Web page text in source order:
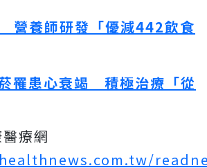
營養師研發「優減442飲食
罹患心衰竭 積極治療「從
療網